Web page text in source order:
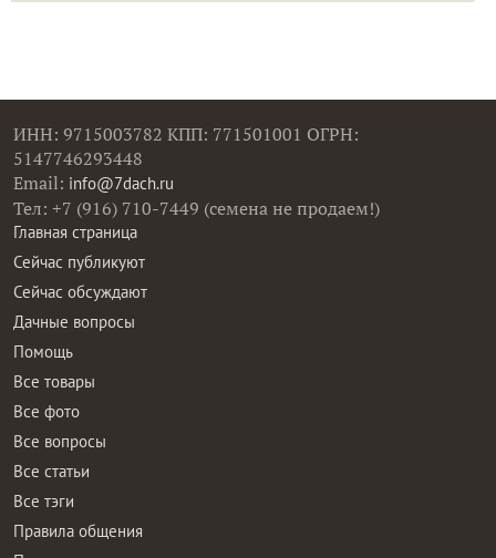
ИНН: 9715003782 КПП: 771501001 ОГРН:
5147746293448
Email: info@7dach.ru
Тел: +7 (916) 710-7449 (семена не продаем!)
Главная страница
Сейчас публикуют
Сейчас обсуждают
Дачные вопросы
Помощь
Все товары
Все фото
Все вопросы
Все статьи
Все тэги
Правила общения